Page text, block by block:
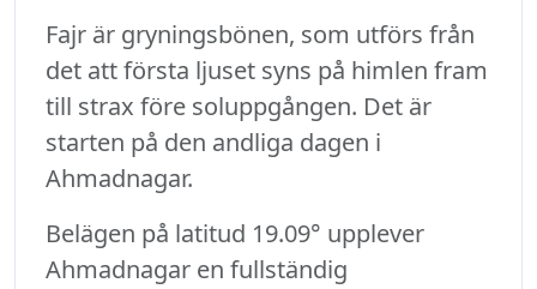
Fajr är gryningsbönen, som utförs från
det att första ljuset syns på himlen fram
till strax före soluppgången. Det är
starten på den andliga dagen i
Ahmadnagar.
Belägen på latitud 19.09° upplever
Ahmadnagar en fullständig